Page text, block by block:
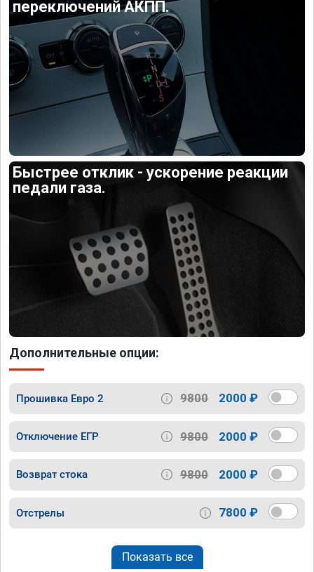
переключений АКПП.
Быстрее отклик - ускорение реакции
педали газа.
Дополнительные опции:
Прошивка Евро 2 9800 2000 ₽
Отключение ЕГР 9800 2000 ₽
Возврат стока 9800 2000 ₽
Отстрелы 7800 ₽
Показать все